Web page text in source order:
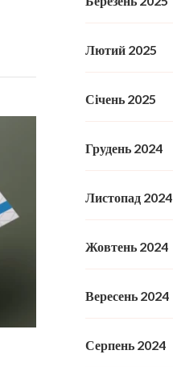
Лютий 2025
Січень 2025
Грудень 2024
Листопад 2024
Жовтень 2024
Вересень 2024
Серпень 2024